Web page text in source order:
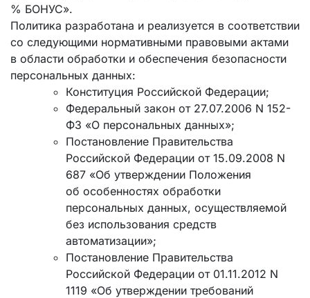
% БОНУС».
Политика разработана и реализуется в соответствии
со следующими нормативными правовыми актами
в области обработки и обеспечения безопасности
персональных данных:
Конституция Российской Федерации;
Федеральный закон от 27.07.2006 N 152-
ФЗ «О персональных данных»;
Постановление Правительства
Российской Федерации от 15.09.2008 N
687 «Об утверждении Положения
об особенностях обработки
персональных данных, осуществляемой
без использования средств
автоматизации»;
Постановление Правительства
Российской Федерации от 01.11.2012 N
1119 «Об утверждении требований